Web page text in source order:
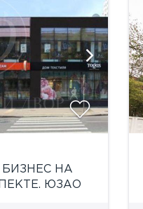
НА
ЮЗАО
фотографий